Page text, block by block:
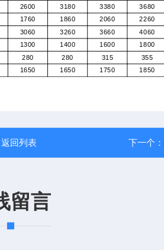
2600 3180 3380
3680
1760 1860 2060
2260
3060 3260 3660
4060
1300 1400 1600
1800
280 280 315
355
1650 1650 1750 1850
返回列表 下一个：
留言